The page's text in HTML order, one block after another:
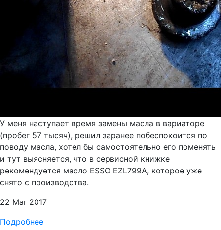
У меня наступает время замены масла в вариаторе
(пробег 57 тысяч), решил заранее побеспокоится по
поводу масла, хотел бы самостоятельно его поменять
и тут выясняется, что в сервисной книжке
рекомендуется масло ESSO EZL799A, которое уже
снято с производства.
22 Mar 2017
Подробнее